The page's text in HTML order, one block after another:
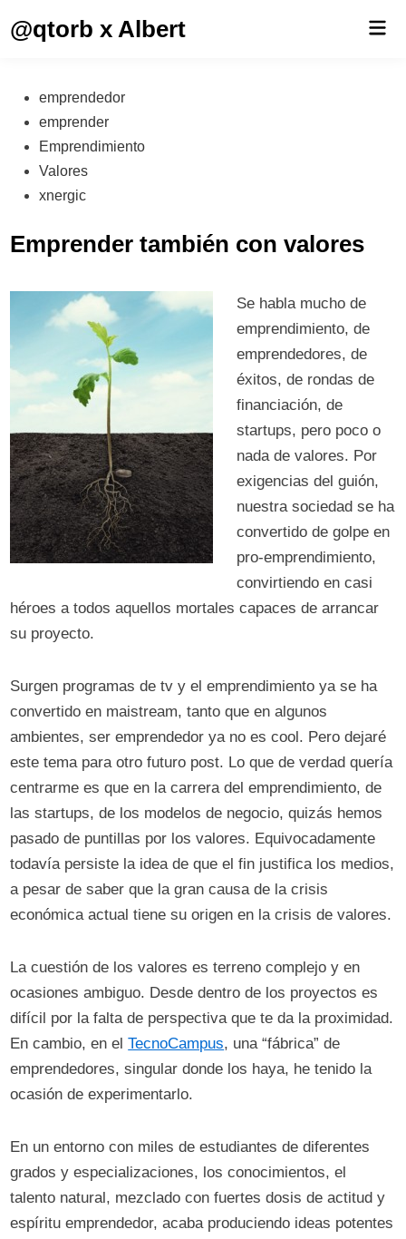
@qtorb x Albert
Publicado
en
emprendedor
emprender
Emprendimiento
Valores
xnergic
Emprender también con valores
Se habla mucho de
emprendimiento, de
emprendedores, de
éxitos, de rondas de
financiación, de
startups, pero poco o
nada de valores. Por
exigencias del guión,
nuestra sociedad se ha
convertido de golpe en
pro-emprendimiento,
convirtiendo en casi
héroes a todos aquellos mortales capaces de arrancar
su proyecto.
Surgen programas de tv y el emprendimiento ya se ha
convertido en maistream, tanto que en algunos
ambientes, ser emprendedor ya no es cool. Pero dejaré
este tema para otro futuro post. Lo que de verdad quería
centrarme es que en la carrera del emprendimiento, de
las startups, de los modelos de negocio, quizás hemos
pasado de puntillas por los valores. Equivocadamente
todavía persiste la idea de que el fin justifica los medios,
a pesar de saber que la gran causa de la crisis
económica actual tiene su origen en la crisis de valores.
La cuestión de los valores es terreno complejo y en
ocasiones ambiguo. Desde dentro de los proyectos es
difícil por la falta de perspectiva que te da la proximidad.
En cambio, en elTecnoCampus, una “fábrica” de
emprendedores, singular donde los haya, he tenido la
ocasión de experimentarlo.
En un entorno con miles de estudiantes de diferentes
grados y especializaciones, los conocimientos, el
talento natural, mezclado con fuertes dosis de actitud y
espíritu emprendedor, acaba produciendo ideas potentes